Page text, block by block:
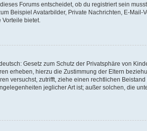
Forums entscheidet, ob du registriert sein
Beispiel Avatarbilder, Private Nachrichten, E-
bietet.
Gesetz zum Schutz der Privatsphäre von
erheben, hierzu die Zustimmung der Eltern
versuchst, zutrifft, ziehe einen rechtlichen
jeglicher Art ist; außer solchen, die